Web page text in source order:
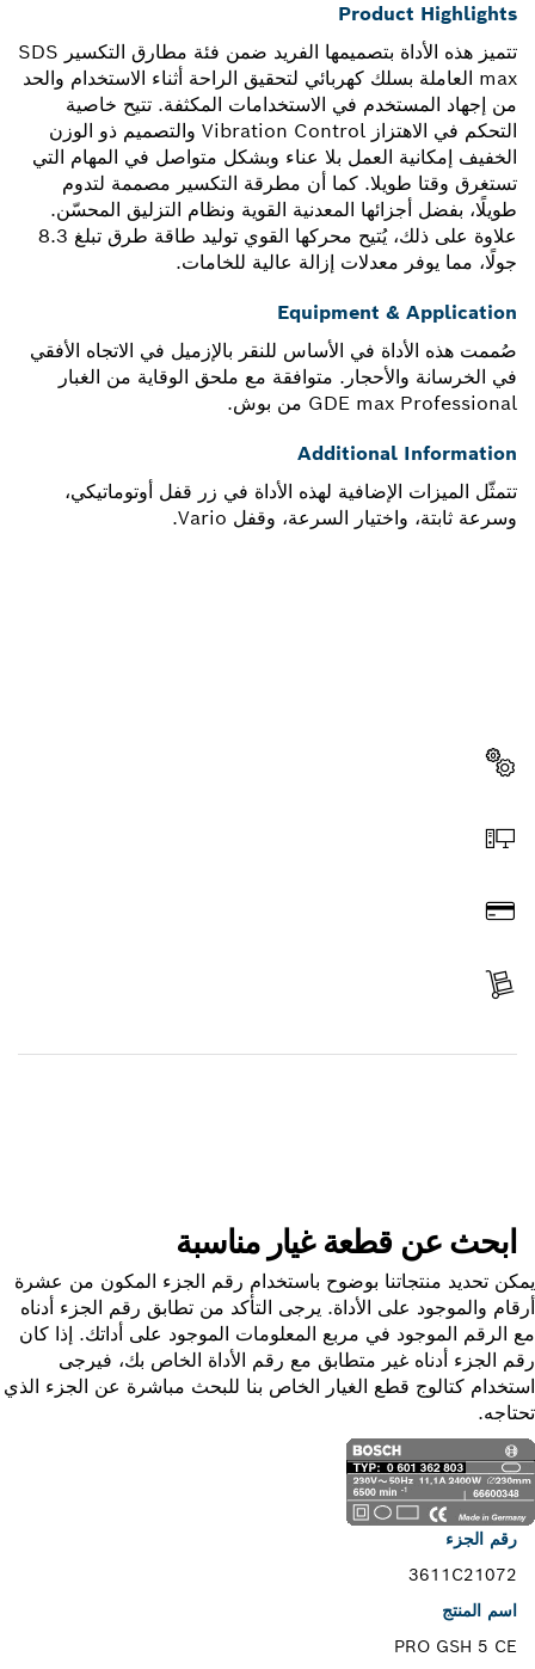
Product Highlights
تتميز هذه الأداة بتصميمها الفريد ضمن فئة مطارق التكسير SDS
max العاملة بسلك كهربائي لتحقيق الراحة أثناء الاستخدام والحد
من إجهاد المستخدم في الاستخدامات المكثفة. تتيح خاصية
التحكم في الاهتزاز Vibration Control والتصميم ذو الوزن
الخفيف إمكانية العمل بلا عناء وبشكل متواصل في المهام التي
تستغرق وقتا طويلا. كما أن مطرقة التكسير مصممة لتدوم
طويلًا، بفضل أجزائها المعدنية القوية ونظام التزليق المحسّن.
علاوة على ذلك، يُتيح محركها القوي توليد طاقة طرق تبلغ 8.3
جولًا، مما يوفر معدلات إزالة عالية للخامات.
Equipment & Application
صُممت هذه الأداة في الأساس للنقر بالإزميل في الاتجاه الأفقي
في الخرسانة والأحجار. متوافقة مع ملحق الوقاية من الغبار
GDE max Professional من بوش.
Additional Information
تتمثّل الميزات الإضافية لهذه الأداة في زر قفل أوتوماتيكي،
وسرعة ثابتة، واختيار السرعة، وقفل Vario.
ابحث عن قطعة غيار مناسبة
تحديد منتجاتنا بوضوح باستخدام رقم الجزء المكون من عشرة
والموجود على الأداة. يرجى التأكد من تطابق رقم الجزء أدناه
الرقم الموجود في مربع المعلومات الموجود على أداتك. إذا كان
الجزء أدناه غير متطابق مع رقم الأداة الخاص بك، فيرجى
كتالوج قطع الغيار الخاص بنا للبحث مباشرة عن الجزء الذي
رقم الجزء
3611C21072
اسم المنتج
PRO GSH 5 CE